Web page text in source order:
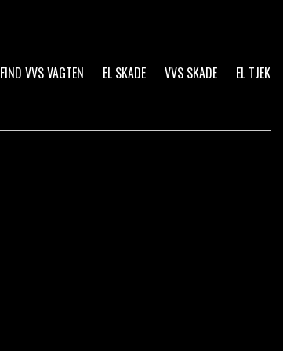
FIND VVS VAGTEN EL SKADE VVS SKADE
EL TJEK